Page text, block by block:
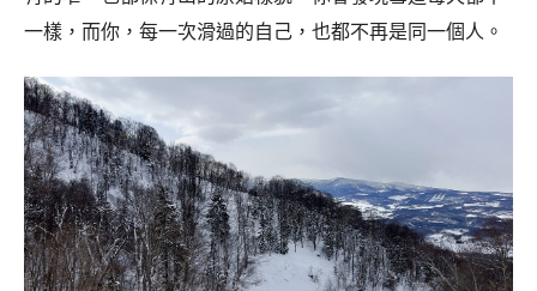
一樣，而你，每一次滑過的自己，也都不再是同一個人。